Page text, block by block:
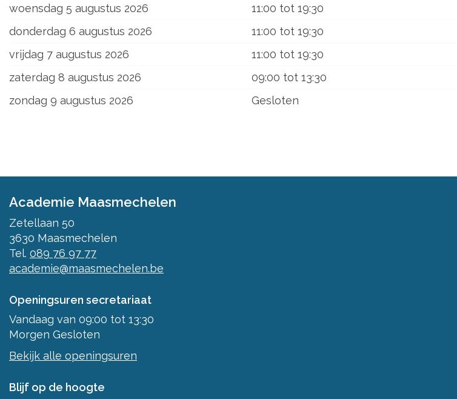
woensdag 5 augustus 2026
11:00 tot 19:30
donderdag 6 augustus 2026
11:00 tot 19:30
vrijdag 7 augustus 2026
11:00 tot 19:30
zaterdag 8 augustus 2026
09:00 tot 13:30
zondag 9 augustus 2026
Gesloten
Academie Maasmechelen
Zetellaan 50
3630 Maasmechelen
Tel. 089 76 97 77
academie@maasmechelen.be
Openingsuren secretariaat
Vandaag van 09:00 tot 13:30
Morgen Gesloten
Bekijk alle openingsuren
Blijf op de hoogte